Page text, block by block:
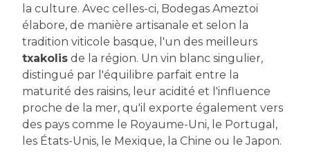
la culture. Avec celles-ci, Bodegas Ameztoi
élabore, de manière artisanale et selon la
tradition viticole basque, l'un des meilleurs
txakolis de la région. Un vin blanc singulier,
distingué par l'équilibre parfait entre la
maturité des raisins, leur acidité et l'influence
proche de la mer, qu'il exporte également vers
des pays comme le Royaume-Uni, le Portugal,
les États-Unis, le Mexique, la Chine ou le Japon.